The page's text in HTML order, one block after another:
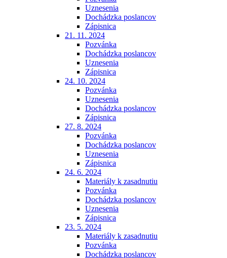
Uznesenia
Dochádzka poslancov
Zápisnica
21. 11. 2024
Pozvánka
Dochádzka poslancov
Uznesenia
Zápisnica
24. 10. 2024
Pozvánka
Uznesenia
Dochádzka poslancov
Zápisnica
27. 8. 2024
Pozvánka
Dochádzka poslancov
Uznesenia
Zápisnica
24. 6. 2024
Materiály k zasadnutiu
Pozvánka
Dochádzka poslancov
Uznesenia
Zápisnica
23. 5. 2024
Materiály k zasadnutiu
Pozvánka
Dochádzka poslancov